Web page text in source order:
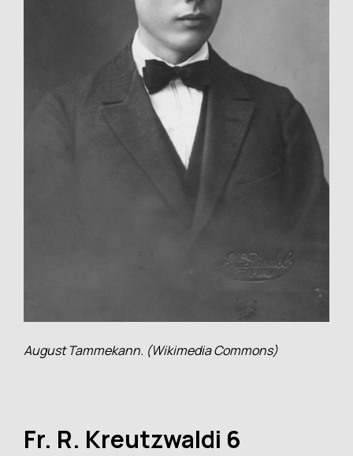
August Tammekann. (Wikimedia Commons)
Fr. R. Kreutzwaldi 6